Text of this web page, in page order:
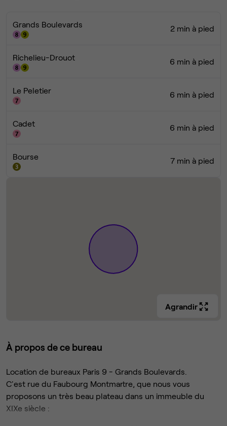
Grands Boulevards 2 min à pied
Richelieu-Drouot 6 min à pied
Le Peletier 6 min à pied
Cadet 6 min à pied
Bourse 7 min à pied
Agrandir
À propos de ce bureau
Location de bureaux Paris 9 - Grands Boulevards.
C'est rue du Faubourg Montmartre, que nous vous
proposons un très beau plateau dans un immeuble du
XIXe siècle :